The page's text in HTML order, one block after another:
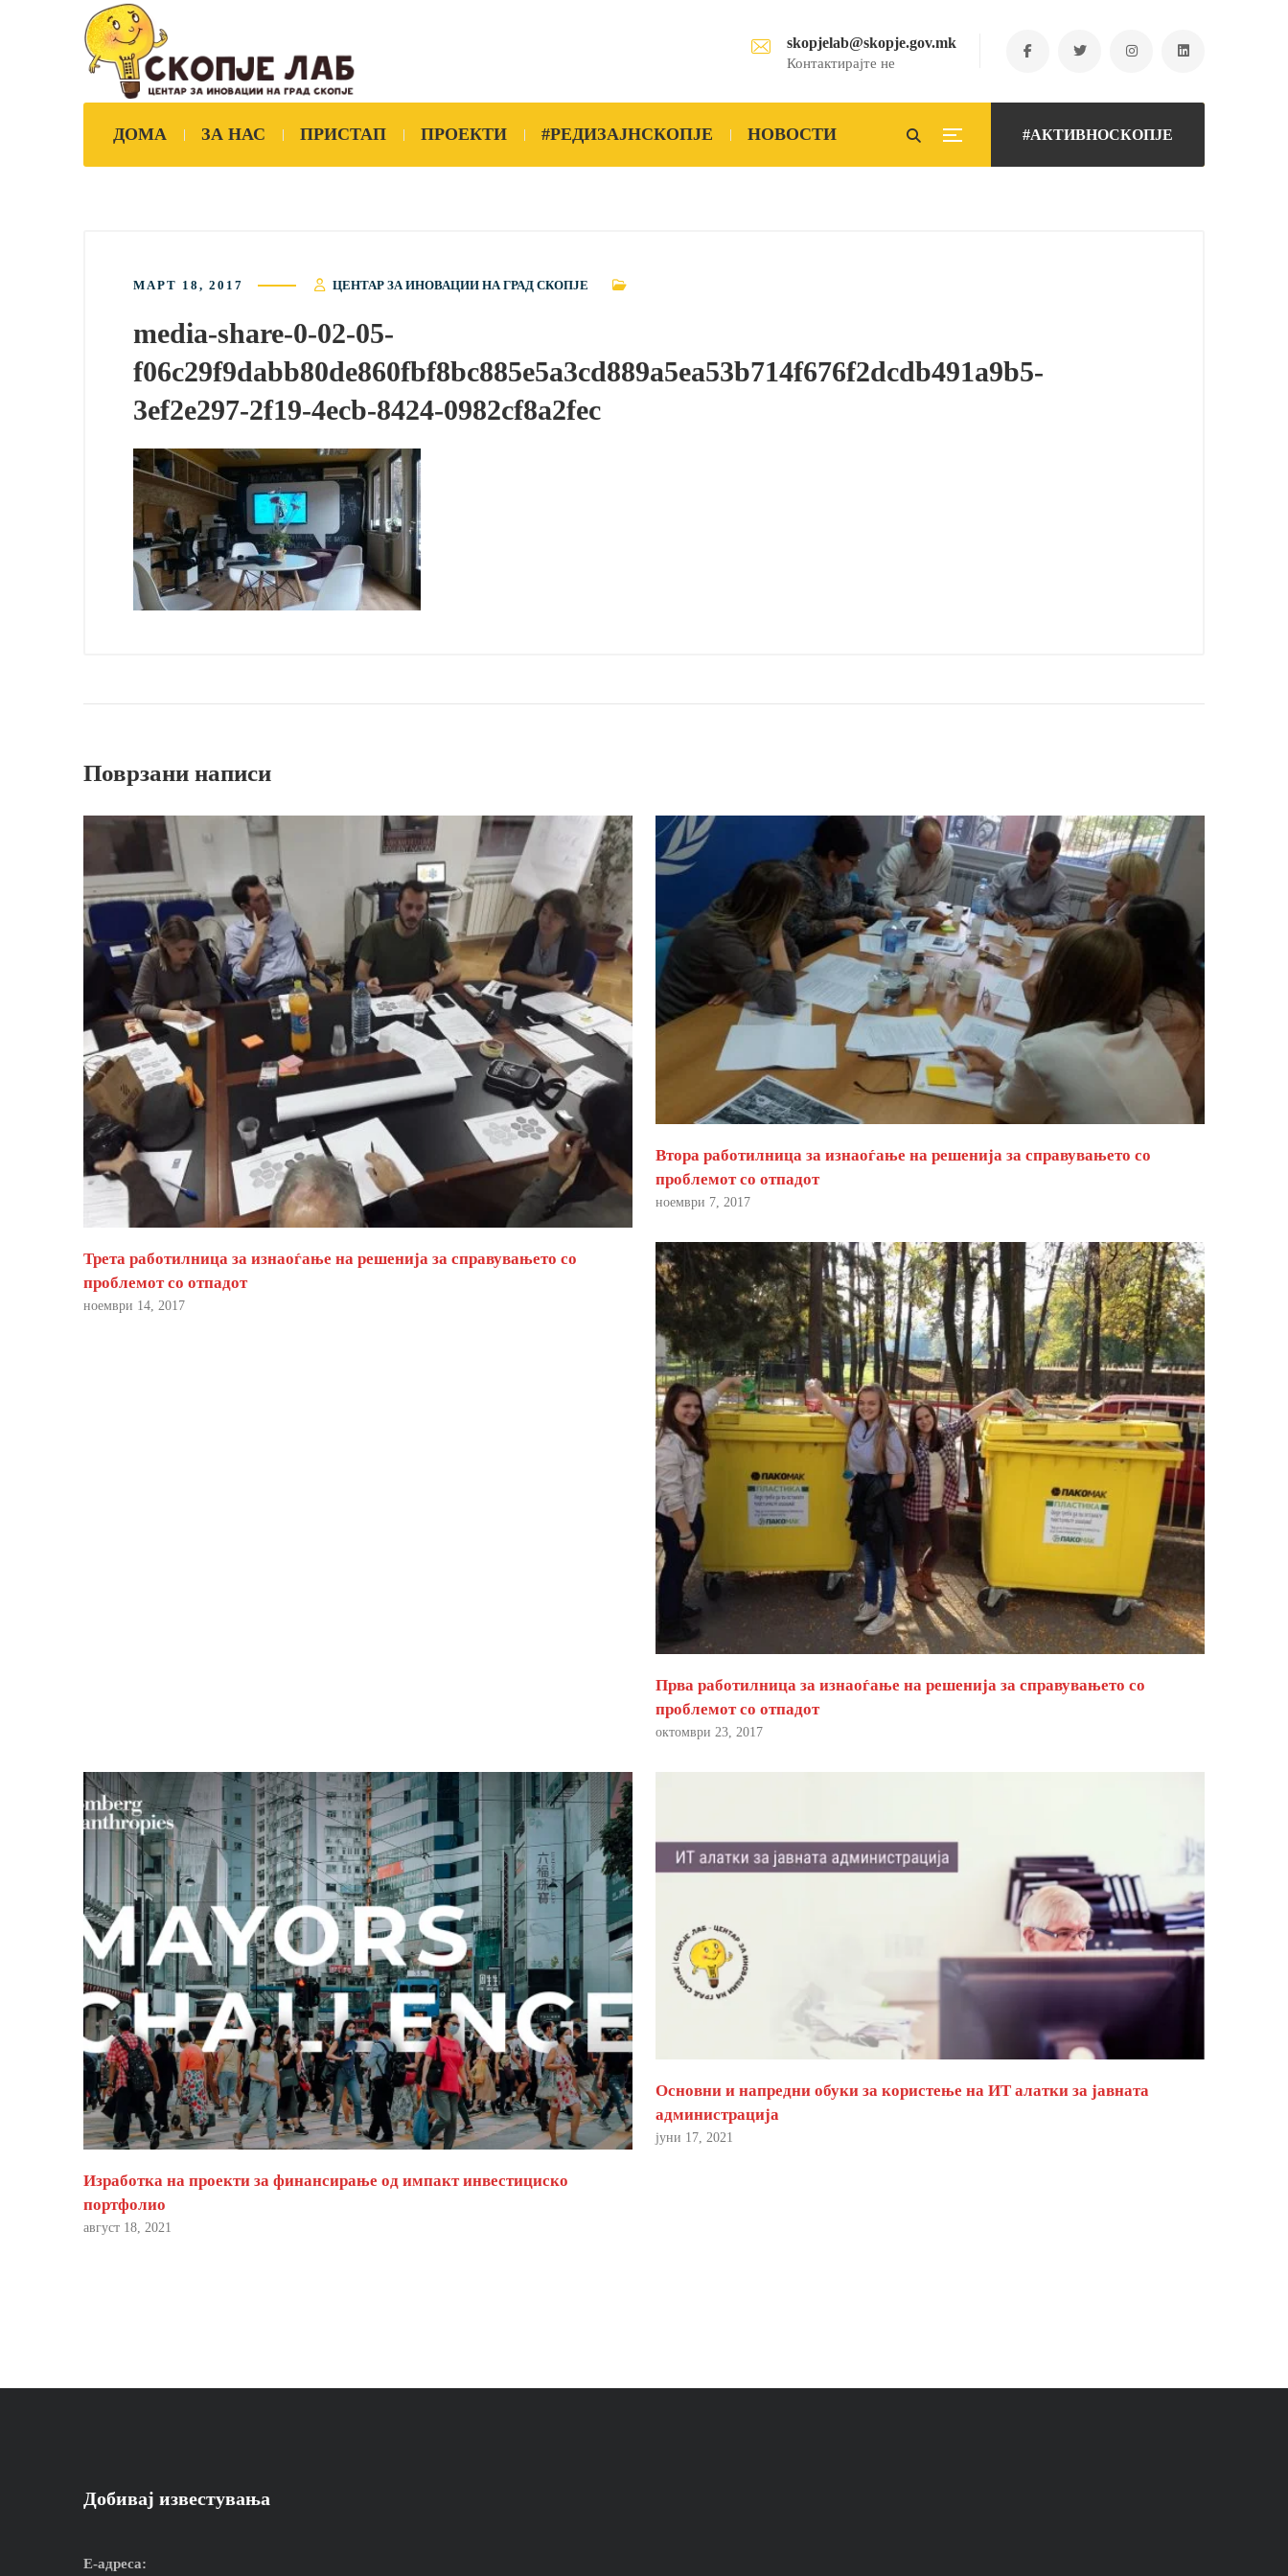
skopjelab@skopje.gov.mk
Контактирајте не
#АКТИВНОСКОПЈЕ
ДОМА ЗА НАС ПРИСТАП ПРОЕКТИ #РЕДИЗАЈНСКОПЈЕ НОВОСТИ
МАРТ 18, 2017 ЦЕНТАР ЗА ИНОВАЦИИ НА ГРАД СКОПЈЕ
media-share-0-02-05-
f06c29f9dabb80de860fbf8bc885e5a3cd889a5ea53b714f676f2dcdb491a9b5-
3ef2e297-2f19-4ecb-8424-0982cf8a2fec
Поврзани написи
Трета работилница за изнаоѓање на решенија за справувањето со
проблемот со отпадот
ноември 14, 2017
Втора работилница за изнаоѓање на решенија за справувањето со
проблемот со отпадот
ноември 7, 2017
Прва работилница за изнаоѓање на решенија за справувањето со
проблемот со отпадот
октомври 23, 2017
Изработка на проекти за финансирање од импакт инвестициско
портфолио
август 18, 2021
Основни и напредни обуки за користење на ИТ алатки за јавната
администрација
јуни 17, 2021
Добивај известувања
Е-адреса: